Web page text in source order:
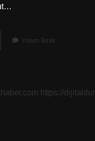
Yorum Bırak
https://